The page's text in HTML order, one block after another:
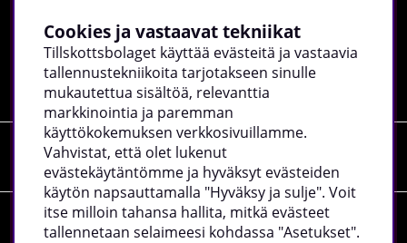
Rekisteröidy
Ostokset
Tiedot
Cookies ja vastaavat tekniikat
Tillskottsbolaget käyttää evästeitä ja vastaavia
tallennustekniikoita tarjotakseen sinulle
mukautettua sisältöä, relevanttia
markkinointia ja paremman
käyttökokemuksen verkkosivuillamme.
Vahvistat, että olet lukenut
evästekäytäntömme ja hyväksyt evästeiden
käytön napsauttamalla "Hyväksy ja sulje". Voit
itse milloin tahansa hallita, mitkä evästeet
tallennetaan selaimeesi kohdassa "Asetukset".